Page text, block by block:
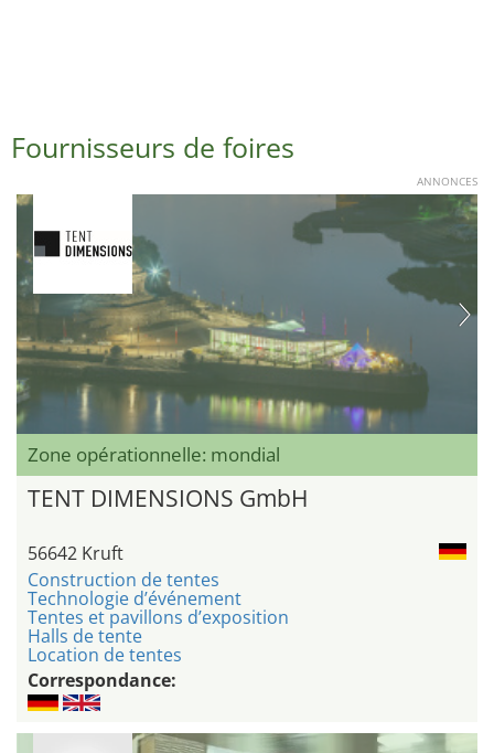
Fournisseurs de foires
ANNONCES
Zone opérationnelle: mondial
TENT DIMENSIONS GmbH
56642 Kruft
Construction de tentes
Technologie d’événement
Tentes et pavillons d’exposition
Halls de tente
Location de tentes
Correspondance: